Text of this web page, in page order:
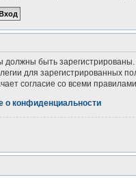
быть
для зарегистрированных
согласие со всеми правилами.
о конфиденциальности